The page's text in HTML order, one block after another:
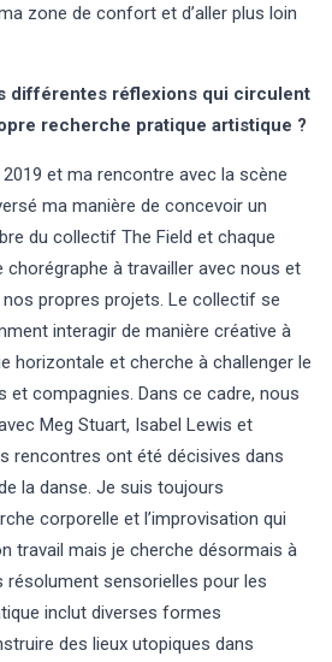
zone de confort et d’aller plus loin
différentes réflexions qui circulent
recherche pratique artistique ?
et ma rencontre avec la scène
ma manière de concevoir un
du collectif The Field et chaque
chorégraphe à travailler avec nous et
propres projets. Le collectif se
interagir de manière créative à
horizontale et cherche à challenger le
compagnies. Dans ce cadre, nous
Meg Stuart, Isabel Lewis et
rencontres ont été décisives dans
la danse. Je suis toujours
corporelle et l’improvisation qui
travail mais je cherche désormais à
sensorielles pour les
inclut diverses formes
des lieux utopiques dans